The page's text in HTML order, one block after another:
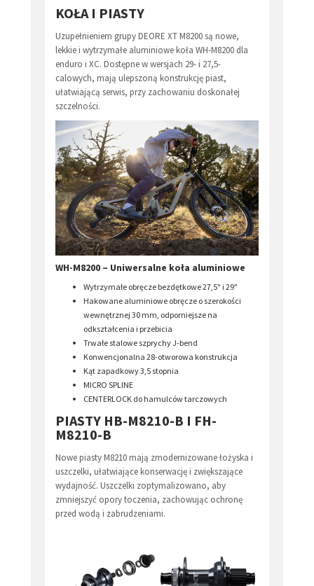
KOŁA I PIASTY
Uzupełnieniem grupy DEORE XT M8200 są nowe,
lekkie i wytrzymałe aluminiowe koła WH-M8200 dla
enduro i XC. Dostępne w wersjach 29- i 27,5-
calowych, mają ulepszoną konstrukcję piast,
ułatwiającą serwis, przy zachowaniu doskonałej
szczelności.
WH-M8200 – Uniwersalne koła aluminiowe
Wytrzymałe obręcze bezdętkowe 27,5" i 29"
Hakowane aluminiowe obręcze o szerokości
wewnętrznej 30 mm, odporniejsze na
odkształcenia i przebicia
Trwałe stalowe szprychy J-bend
Konwencjonalna 28-otworowa konstrukcja
Kąt zapadkowy 3,5 stopnia
MICRO SPLINE
CENTERLOCK do hamulców tarczowych
PIASTY HB-M8210-B I FH-
M8210-B
Nowe piasty M8210 mają zmodernizowane łożyska i
uszczelki, ułatwiające konserwację i zwiększające
wydajność. Uszczelki zoptymalizowano, aby
zmniejszyć opory toczenia, zachowując ochronę
przed wodą i zabrudzeniami.